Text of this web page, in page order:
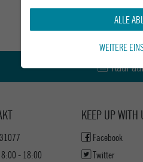
Kauf
- 18:00
KEEP UP WITH
Facebook
Twitter
ALLE
WEITERE